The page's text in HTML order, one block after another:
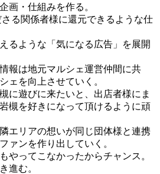
画・仕組みを作る。
る関係者様に還元できるような仕
るような「気になる広告」を展開
報は地元マルシェ運営仲間に共
ェを向上させていく。
に遊びに来たいと、出店者様にま
槻を好きになって頂けるように頑
エリアの想いが同じ団体様と連携
ァンを作り出していく。
やってこなかったからチャンス。
進む。